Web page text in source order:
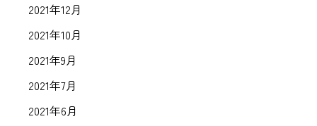
2021年12月
2021年10月
2021年9月
2021年7月
2021年6月